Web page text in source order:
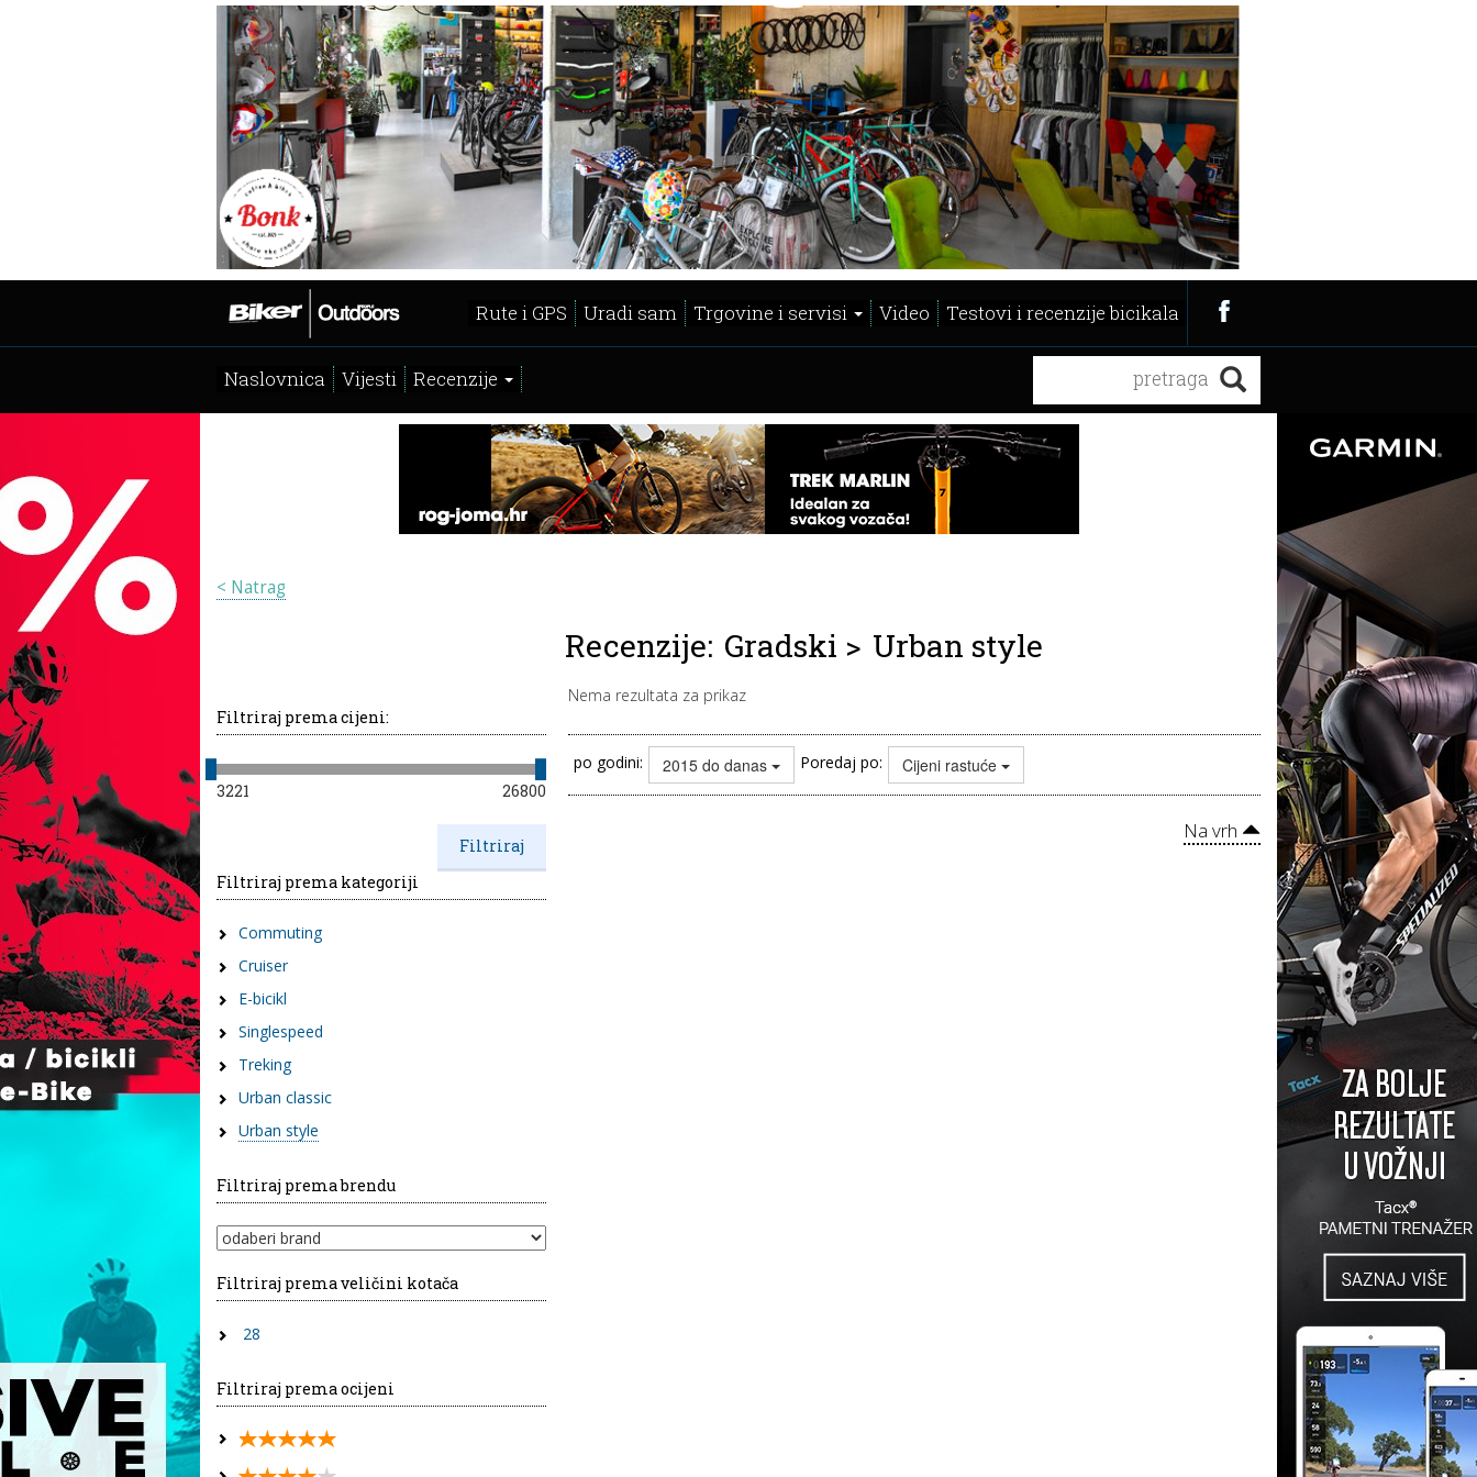
Rute i GPS Uradi sam Trgovine i servisi Video Testovi i recenzije bicikala
Naslovnica Vijesti Recenzije
< Natrag
Recenzije: Gradski > Urban style
Nema rezultata za prikaz
Filtriraj prema cijeni:
3221 26800
Filtriraj prema kategoriji
Commuting
Cruiser
E-bicikl
Singlespeed
Treking
Urban classic
Urban style
Filtriraj prema brendu
Filtriraj prema veličini kotača
28
Filtriraj prema ocijeni
po godini: 2015 do danas Poredaj po: Cijeni rastuće
Na vrh